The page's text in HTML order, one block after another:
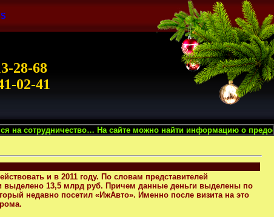
28-68
02-41
На сайте можно найти информацию о предоставляемых
и в 2011 году. По словам представителей
выделено 13,5 млрд руб. Причем данные деньги выделены по
недавно посетил «ИжАвто». Именно после визита на это